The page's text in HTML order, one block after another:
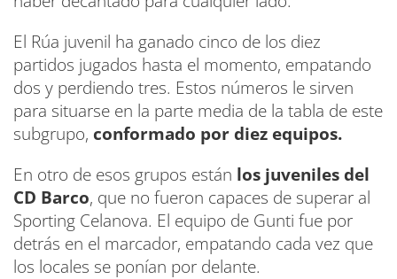
El Rúa juvenil ha ganado cinco de los diez
partidos jugados hasta el momento, empatando
dos y perdiendo tres. Estos números le sirven
para situarse en la parte media de la tabla de este
subgrupo, conformado por diez equipos.
En otro de esos grupos están los juveniles del
CD Barco, que no fueron capaces de superar al
Sporting Celanova. El equipo de Gunti fue por
detrás en el marcador, empatando cada vez que
los locales se ponían por delante.